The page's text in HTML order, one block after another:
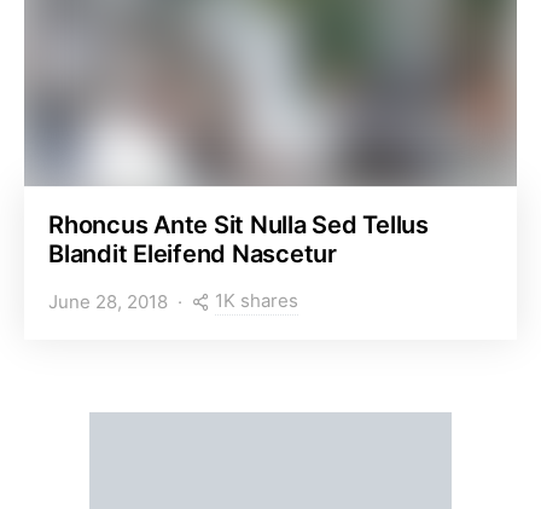
Rhoncus Ante Sit Nulla Sed Tellus
Blandit Eleifend Nascetur
June 28, 2018 1K shares